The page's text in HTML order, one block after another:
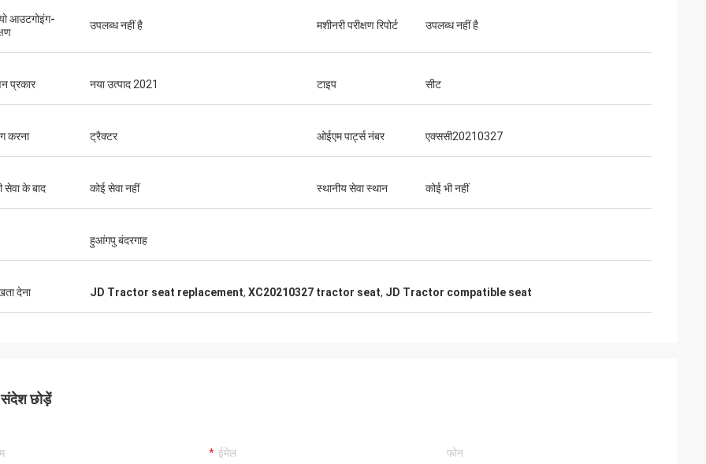
आउटगोइंग-
उपलब्ध नहीं है मशीनरी परीक्षण रिपोर्ट उपलब्ध नहीं है
प्रकार नया उत्पाद 2021 टाइप सीट
करना ट्रैक्टर ओईएम पार्ट्स नंबर एक्ससी20210327
सेवा के बाद कोई सेवा नहीं स्थानीय सेवा स्थान कोई भी नहीं
हुआंगपु बंदरगाह
देना JD Tractor seat replacement, XC20210327 tractor seat, JD Tractor compatible seat
छोड़ें